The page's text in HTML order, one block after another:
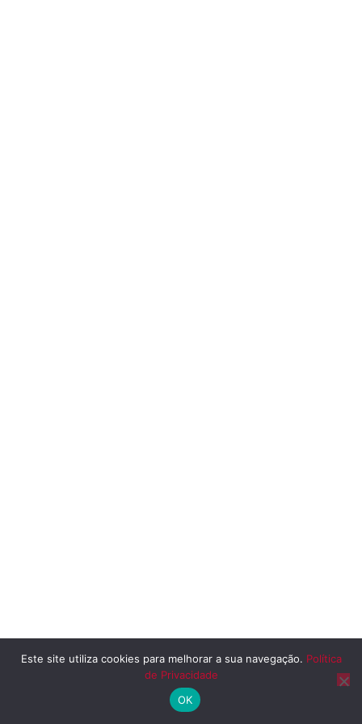
Este site utiliza cookies para melhorar a sua navegação. Política
de Privacidade
OK